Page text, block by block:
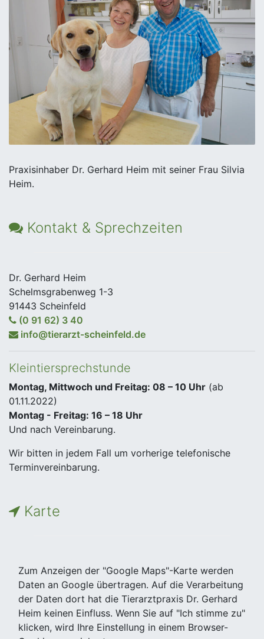
Praxisinhaber Dr. Gerhard Heim mit seiner Frau Silvia
Heim.
Kontakt & Sprechzeiten
Dr. Gerhard Heim
Schelmsgrabenweg 1-3
91443 Scheinfeld
(0 91 62) 3 40
info@tierarzt-scheinfeld.de
Kleintiersprechstunde
Montag, Mittwoch und Freitag: 08 – 10 Uhr (ab
01.11.2022)
Montag - Freitag: 16 – 18 Uhr
Und nach Vereinbarung.
Wir bitten in jedem Fall um vorherige telefonische
Terminvereinbarung.
Karte
Zum Anzeigen der "Google Maps"-Karte werden
Daten an Google übertragen. Auf die Verarbeitung
der Daten dort hat die Tierarztpraxis Dr. Gerhard
Heim keinen Einfluss. Wenn Sie auf "Ich stimme zu"
klicken, wird Ihre Einstellung in einem Browser-